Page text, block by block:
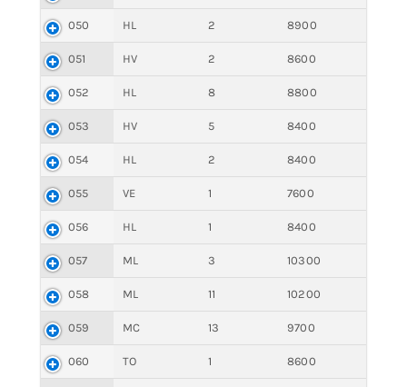
050 HL 2 8900
051 HV 2 8600
052 HL 8 8800
053 HV 5 8400
054 HL 2 8400
055 VE 1 7600
056 HL 1 8400
057 ML 3 10300
058 ML 11 10200
059 MC 13 9700
060 TO 1 8600